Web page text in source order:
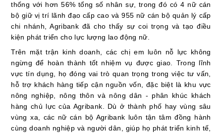
thống với hơn56% tổng số nhân sự , trong đó có4 nữ cán
bộ giữ vị trí lãnh đạo cấp caovà955 nữ cán bộ quản lý cấp
chi nhánh , Agribank đã cho thấy sự coi trọng và tạo điều
kiện phát triển cho lực lượng lao động nữ.
Trên mặt trận kinh doanh, các chị em luôn nỗ lực không
ngừng để hoàn thành tốt nhiệm vụ được giao. Trong lĩnh
vực tín dụng, họ đóng vai trò quan trọng trong việc tư vấn,
hỗ trợ khách hàng tiếp cận nguồn vốn, đặc biệt là khu vực
nông nghiệp, nông thôn và nông dân - phân khúc khách
hàng chủ lực của Agribank. Dù ở thành phố hay vùng sâu
vùng xa, các nữ cán bộ Agribank luôn tận tâm đồng hành
cùng doanh nghiệp và người dân, giúp họ phát triển kinh tế,